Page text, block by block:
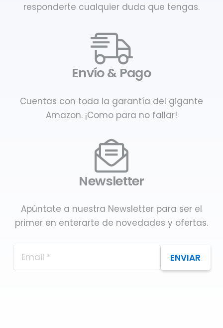
responderte cualquier duda que tengas.
Envío & Pago
Cuentas con toda la garantía del gigante
Amazon. ¡Como para no fallar!
Newsletter
Apúntate a nuestra Newsletter para ser el
primer en enterarte de novedades y ofertas.
ENVIAR